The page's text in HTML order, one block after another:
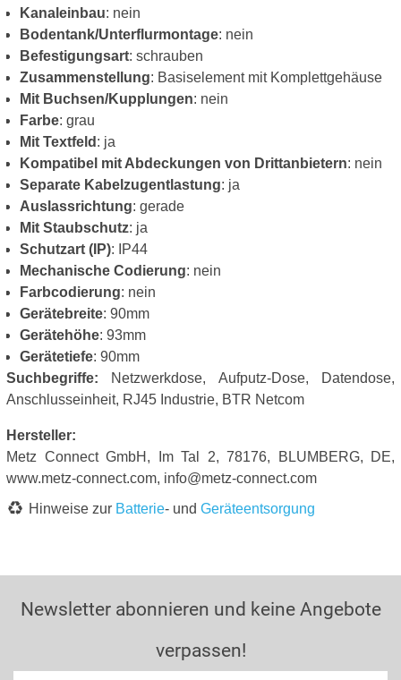
Kanaleinbau: nein
Bodentank/Unterflurmontage: nein
Befestigungsart: schrauben
Zusammenstellung: Basiselement mit Komplettgehäuse
Mit Buchsen/Kupplungen: nein
Farbe: grau
Mit Textfeld : ja
Kompatibel mit Abdeckungen von Drittanbietern: nein
Separate Kabelzugentlastung: ja
Auslassrichtung: gerade
Mit Staubschutz: ja
Schutzart (IP): IP44
Mechanische Codierung: nein
Farbcodierung: nein
Gerätebreite: 90mm
Gerätehöhe: 93mm
Gerätetiefe: 90mm
Suchbegriffe: Netzwerkdose, Aufputz-Dose, Datendose,
Anschlusseinheit, RJ45 Industrie, BTR Netcom
Hersteller:
Metz Connect GmbH, Im Tal 2, 78176, BLUMBERG, DE,
www.metz-connect.com, info@metz-connect.com
Hinweise zur Batterie- und Geräteentsorgung
Newsletter abonnieren und keine Angebote
verpassen!